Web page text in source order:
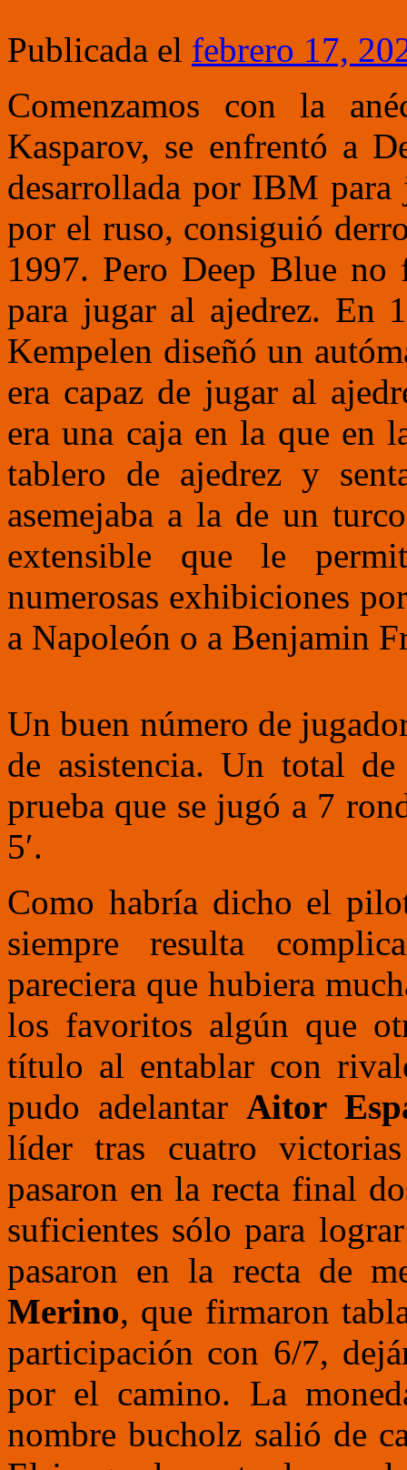
Publicada el febrero 17,
Comenzamos con la
Kasparov, se enfrentó a
desarrollada por IBM para
por el ruso, consiguió
1997. Pero Deep Blue no
para jugar al ajedrez. En
Kempelen diseñó un
era capaz de jugar al
era una caja en la que en
tablero de ajedrez y
asemejaba a la de un
extensible que le
numerosas exhibiciones
a Napoleón o a Benjamin
Un buen número de
de asistencia. Un total
prueba que se jugó a 7
5′.
Como habría dicho el
siempre resulta
pareciera que hubiera
los favoritos algún que
título al entablar con
pudo adelantarAitor
líder tras cuatro
pasaron en la recta final
suficientes sólo para
pasaron en la recta de
Merino, que firmaron
participación con 6/7,
por el camino. La
nombre bucholz salió de